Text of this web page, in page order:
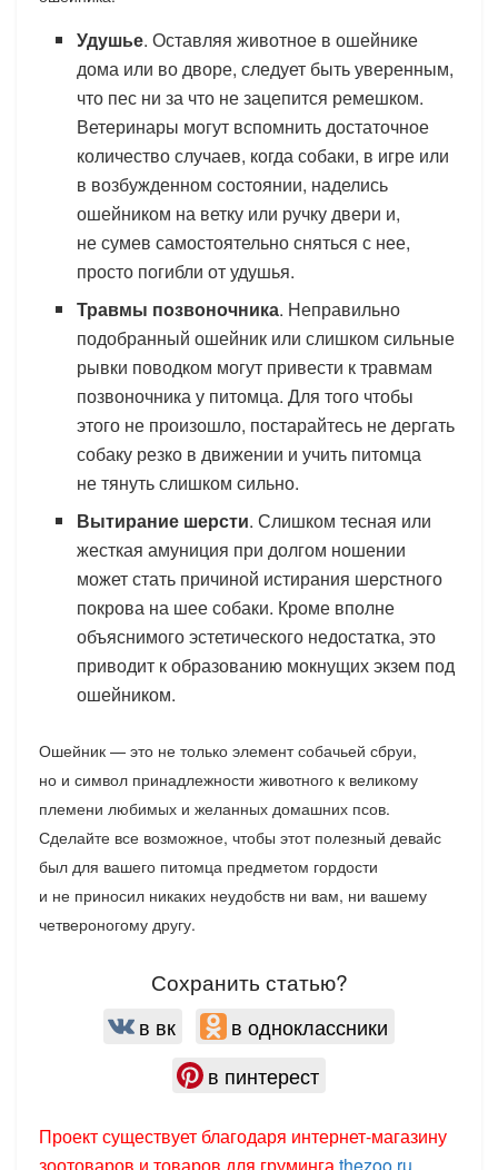
Удушье. Оставляя животное в ошейнике
дома или во дворе, следует быть уверенным,
что пес ни за что не зацепится ремешком.
Ветеринары могут вспомнить достаточное
количество случаев, когда собаки, в игре или
в возбужденном состоянии, наделись
ошейником на ветку или ручку двери и,
не сумев самостоятельно сняться с нее,
просто погибли от удушья.
Травмы позвоночника. Неправильно
подобранный ошейник или слишком сильные
рывки поводком могут привести к травмам
позвоночника у питомца. Для того чтобы
этого не произошло, постарайтесь не дергать
собаку резко в движении и учить питомца
не тянуть слишком сильно.
Вытирание шерсти. Слишком тесная или
жесткая амуниция при долгом ношении
может стать причиной истирания шерстного
покрова на шее собаки. Кроме вполне
объяснимого эстетического недостатка, это
приводит к образованию мокнущих экзем под
ошейником.
Ошейник — это не только элемент собачьей сбруи,
но и символ принадлежности животного к великому
племени любимых и желанных домашних псов.
Сделайте все возможное, чтобы этот полезный девайс
был для вашего питомца предметом гордости
и не приносил никаких неудобств ни вам, ни вашему
четвероногому другу.
Сохранить статью?
в вк
в одноклассники
в пинтерест
Проект существует благодаря интернет-магазину
зоотоваров и товаров для груминга thezoo.ru